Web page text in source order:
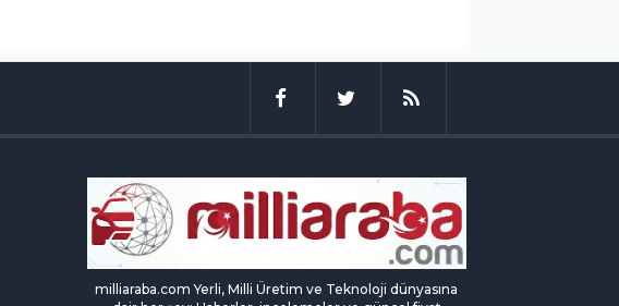
milliaraba.com Yerli, Milli Üretim ve Teknoloji dünyasına